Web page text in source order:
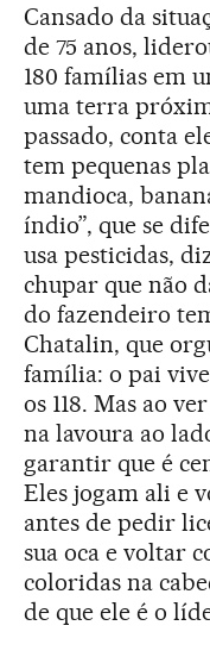
Cansado da
de 75 anos,
180 famílias em
uma terra
passado, conta
tem pequenas
mandioca,
índio”, que se
usa pesticidas,
chupar que não
do fazendeiro
Chatalin, que
família: o pai
os 118. Mas ao
na lavoura ao
garantir que é
Eles jogam ali e
antes de pedir
sua oca e voltar
coloridas na
de que ele é o